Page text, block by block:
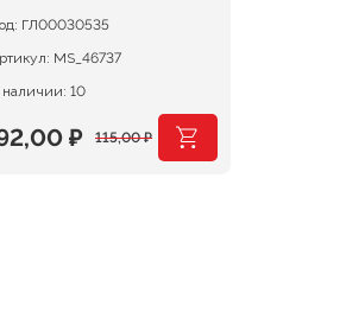
ГЛ00030535
MS_46737
наличии: 10
115,00₽
₽